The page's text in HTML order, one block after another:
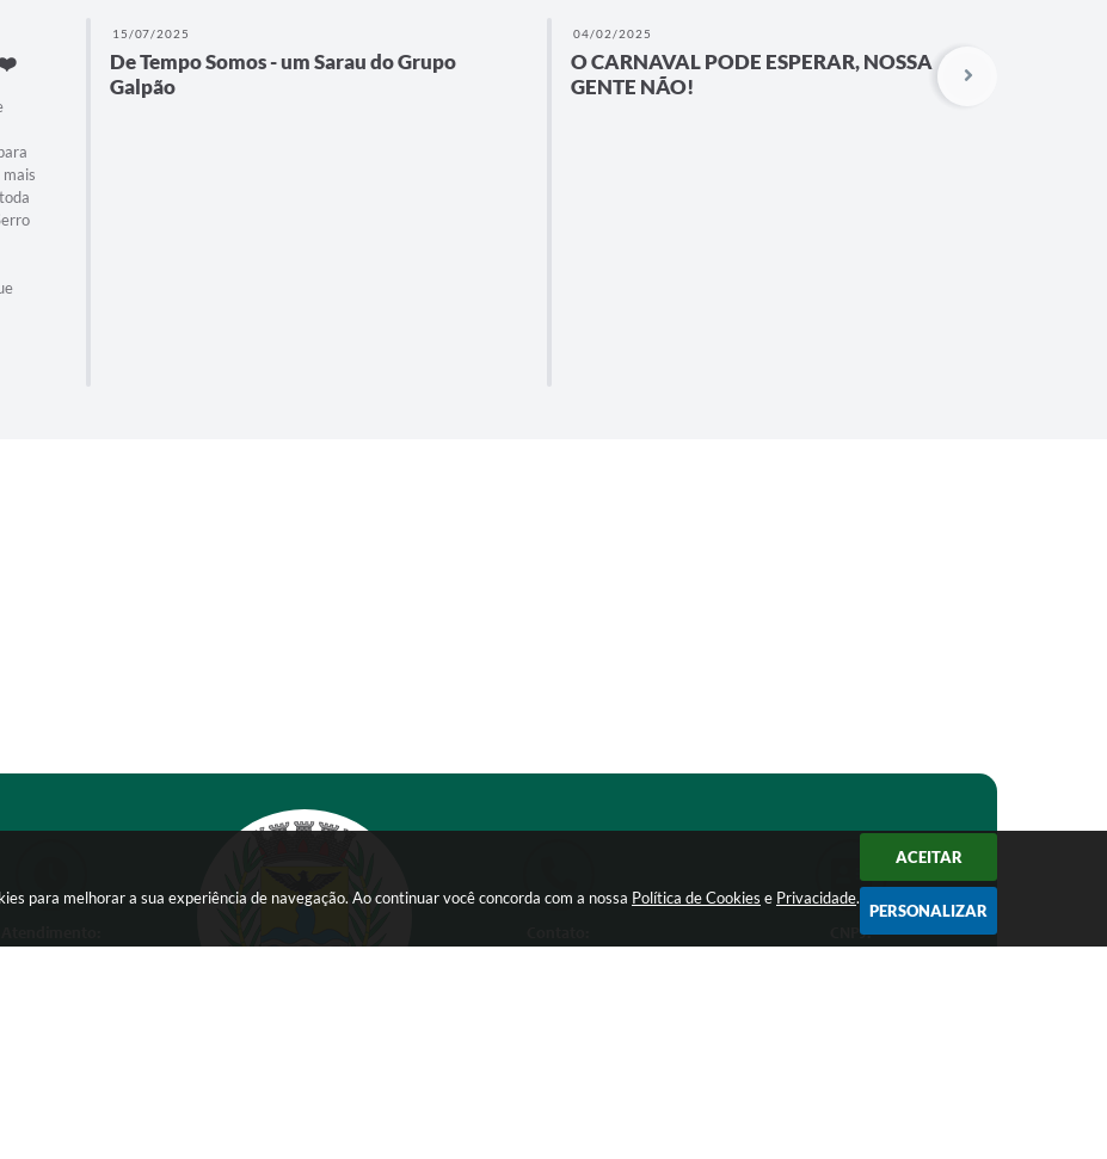
para melhorar a sua experiência de navegação. Ao continuar você concorda com a nossa Política de Cookies e Privacidade.
ACEITAR
PERSONALIZAR
❤️
15/07/2025
De Tempo Somos - um Sarau do Grupo
Galpão
04/02/2025
O CARNAVAL PODE ESPERAR, NOSSA
GENTE NÃO!
CNPJ: